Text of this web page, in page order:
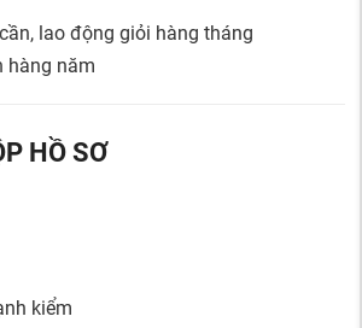
lao động giỏi hàng tháng
hàng năm
HỒ SƠ
kiểm